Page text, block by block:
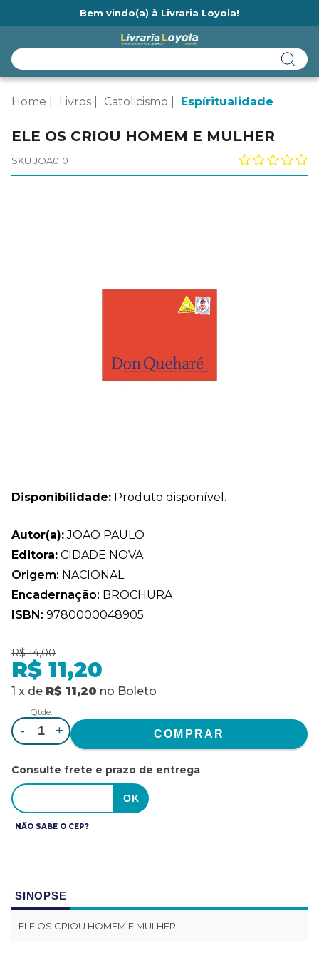
Bem vindo(a) à Livraria Loyola!
Home Livros Catolicismo Espíritualidade
ELE OS CRIOU HOMEM E MULHER
SKU JOA010
Disponibilidade: Produto disponível.
Autor(a): JOAO PAULO
Editora: CIDADE NOVA
Origem: NACIONAL
Encadernação: BROCHURA
ISBN: 9780000048905
R$ 14,00
R$ 11,20
1 x de R$ 11,20 no Boleto
Qtde.
- +
Consulte frete e prazo de entrega
NÃO SABE O CEP?
SINOPSE
ELE OS CRIOU HOMEM E MULHER